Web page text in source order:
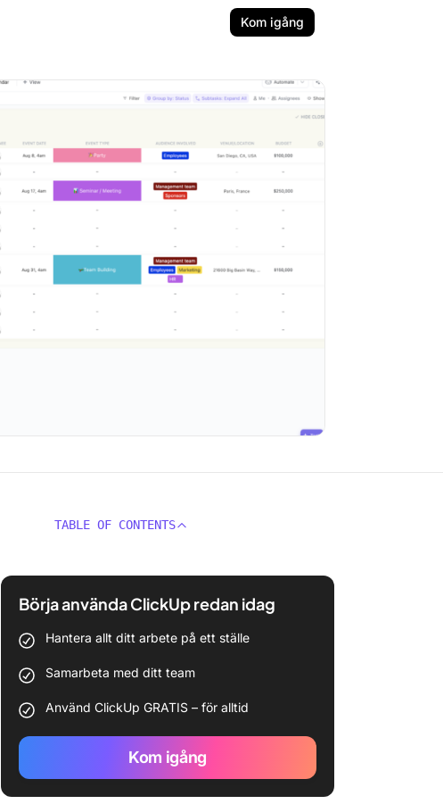
Kom igång
TABLE OF CONTENTS
Börja använda ClickUp redan idag
Hantera allt ditt arbete på ett ställe
Samarbeta med ditt team
Använd ClickUp GRATIS – för alltid
Kom igång